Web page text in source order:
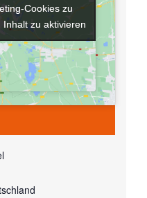
Cookies zu
zu aktivieren
Cookies zu
zu aktivieren